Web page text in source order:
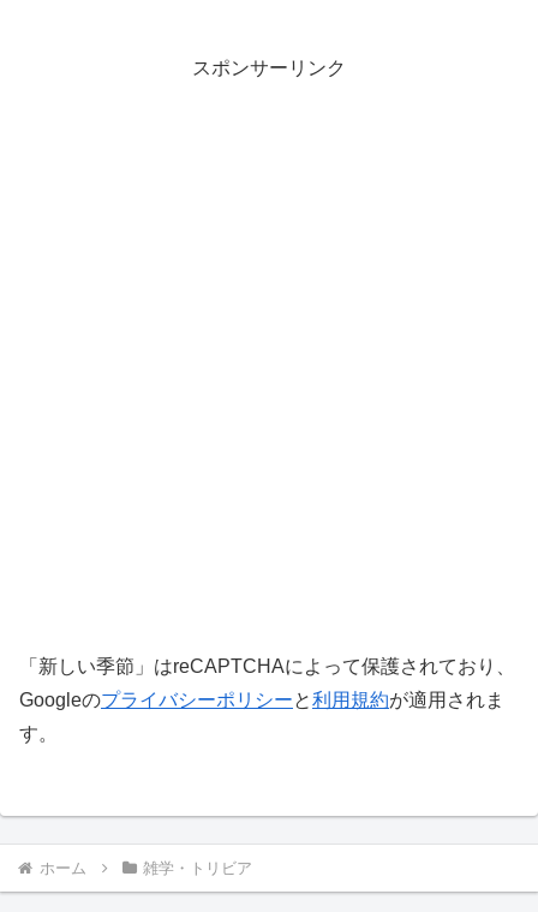
スポンサーリンク
「新しい季節」はreCAPTCHAによって保護されており、
Googleのプライバシーポリシーと利用規約が適用されま
す。
ホーム 雑学・トリビア